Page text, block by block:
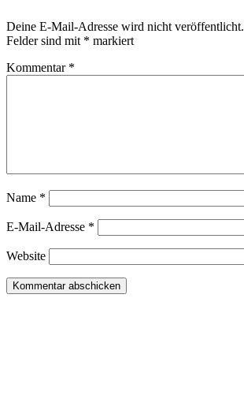
Deine E-Mail-Adresse wird nicht veröffentlicht.
Felder sind mit * markiert
Kommentar *
Name *
E-Mail-Adresse *
Website